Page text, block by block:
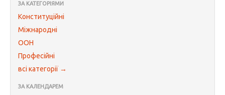
ЗА КАТЕГОРІЯМИ
Конституційні
Міжнародні
ООН
Професійні
всі категорії →
ЗА КАЛЕНДАРЕМ